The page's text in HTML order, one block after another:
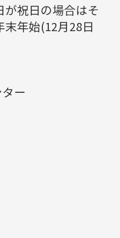
が祝日の場合はそ
末年始(12月28日
ー